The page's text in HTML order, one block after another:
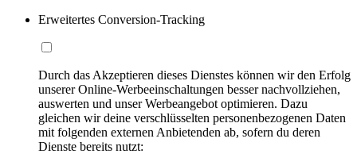
Erweitertes Conversion-Tracking
Durch das Akzeptieren dieses Dienstes können wir den Erfolg
unserer Online-Werbeeinschaltungen besser nachvollziehen,
auswerten und unser Werbeangebot optimieren. Dazu
gleichen wir deine verschlüsselten personenbezogenen Daten
mit folgenden externen Anbietenden ab, sofern du deren
Dienste bereits nutzt: